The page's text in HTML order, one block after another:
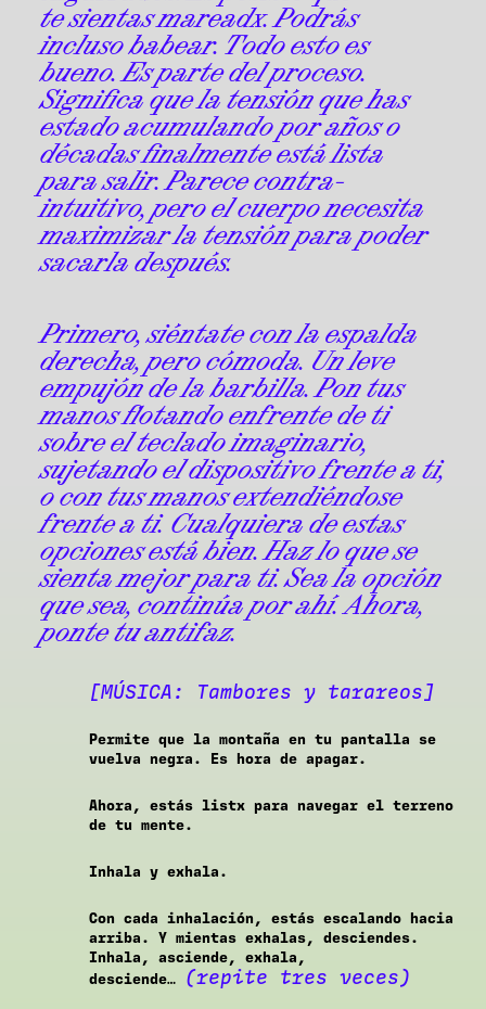
te sientas mareadx. Podrás
incluso babear. Todo esto es
bueno. Es parte del proceso.
Significa que la tensión que has
estado acumulando por años o
décadas finalmente está lista
para salir. Parece contra-
intuitivo, pero el cuerpo necesita
maximizar la tensión para poder
sacarla después.
Primero, siéntate con la espalda
derecha, pero cómoda. Un leve
empujón de la barbilla. Pon tus
manos flotando enfrente de ti
sobre el teclado imaginario,
sujetando el dispositivo frente a ti,
o con tus manos extendiéndose
frente a ti. Cualquiera de estas
opciones está bien. Haz lo que se
sienta mejor para ti. Sea la opción
que sea, continúa por ahí. Ahora,
ponte tu antifaz.
[MÚSICA: Tambores y tarareos]
Permite que la montaña en tu pantalla se
vuelva negra. Es hora de apagar.
Ahora, estás listx para navegar el terreno
de tu mente.
Inhala y exhala.
Con cada inhalación, estás escalando hacia
arriba. Y mientas exhalas, desciendes.
Inhala, asciende, exhala,
desciende…
(repite tres veces)